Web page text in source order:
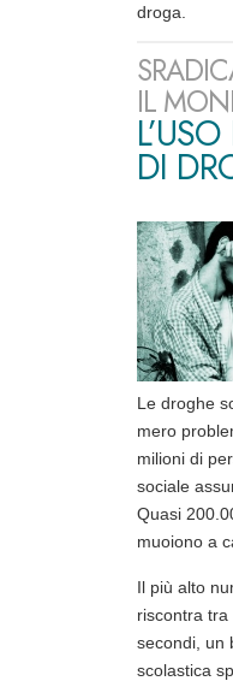
droga.
IL
DI
Le droghe
mero
milioni di
sociale
Quasi
muoiono a
Il più alto
riscontra tra
secondi, un
scolastica